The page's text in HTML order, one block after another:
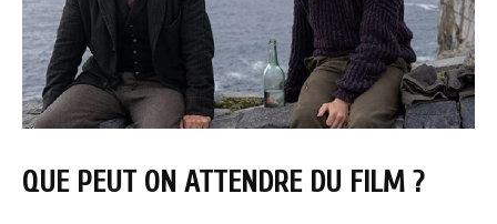
QUE PEUT ON ATTENDRE DU FILM ?